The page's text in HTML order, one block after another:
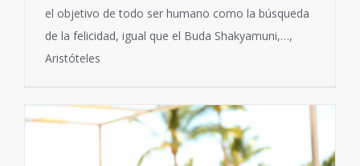
el objetivo de todo ser humano como la búsqueda
de la felicidad, igual que el Buda Shakyamuni,…,
Aristóteles